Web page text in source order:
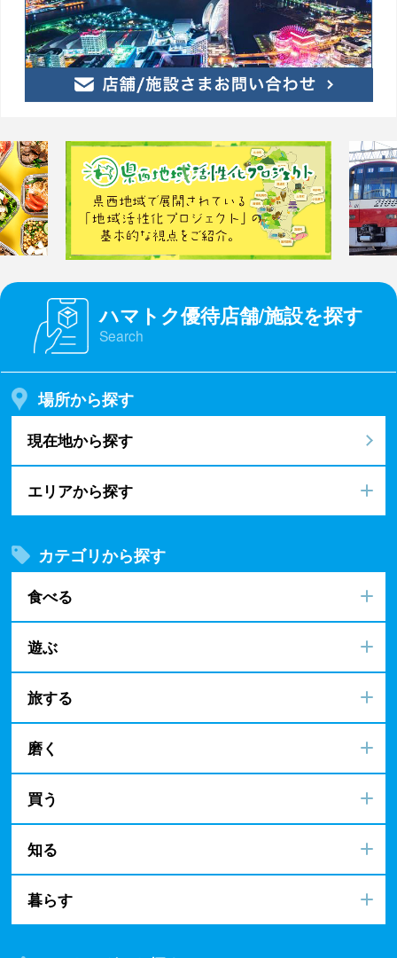
ハマトク優待店舗/施設を探す
Search
場所から探す
現在地から探す
エリアから探す
カテゴリから探す
食べる
遊ぶ
旅する
磨く
買う
知る
暮らす